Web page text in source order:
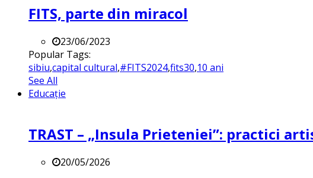
FITS, parte din miracol
23/06/2023
Popular Tags:
sibiu,capital cultural,#FITS2024,fits30,10 ani
See All
Educație
TRAST – „Insula Prieteniei”: practici
20/05/2026